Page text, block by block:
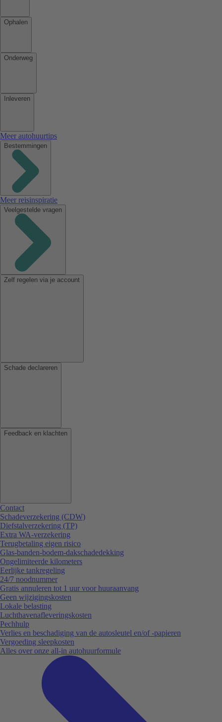
Ophalen
Onderweg
Inleveren
Meer autohuurtips
Bestemmingen
Meer reisinspiratie
Veelgestelde vragen
Zelf regelen via je account
Schade declareren
Feedback en klachten
Contact
Schadeverzekering (CDW)
Diefstalverzekering (TP)
Extra WA-verzekering
Terugbetaling eigen risico
Glas-banden-bodem-dakschadedekking
Ongelimiteerde kilometers
Eerlijke tankregeling
24/7 noodnummer
Gratis annuleren tot 1 uur voor huuraanvang
Geen wijzigingskosten
Lokale belasting
Luchthavenafleveringskosten
Pechhulp
Verlies en beschadiging van de autosleutel en/of -papieren
Vergoeding sleepkosten
Alles over onze all-in autohuurformule